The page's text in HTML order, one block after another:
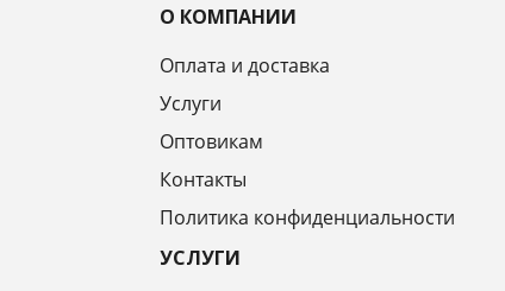
О КОМПАНИИ
Оплата и доставка
Услуги
Оптовикам
Контакты
Политика конфиденциальности
УСЛУГИ